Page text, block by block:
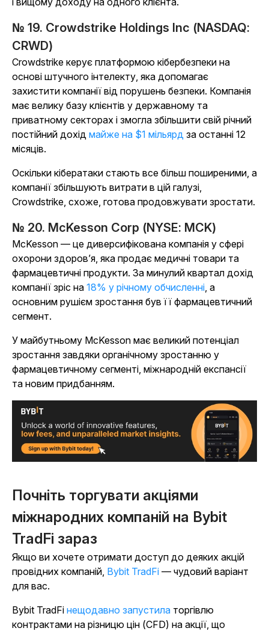
№ 19. Crowdstrike Holdings Inc (NASDAQ:
CRWD)
Crowdstrike керує платформою кібербезпеки на
основі штучного інтелекту, яка допомагає
захистити компанії від порушень безпеки. Компанія
має велику базу клієнтів у державному та
приватному секторах і змогла збільшити свій річний
постійний дохід майже на $1 мільярд за останні 12
місяців.
Оскільки кібератаки стають все більш поширеними, а
компанії збільшують витрати в цій галузі,
Crowdstrike, схоже, готова продовжувати зростати.
№ 20. McKesson Corp (NYSE: MCK)
McKesson — це диверсифікована компанія у сфері
охорони здоров’я, яка продає медичні товари та
фармацевтичні продукти. За минулий квартал дохід
компанії зріс на 18% у річному обчисленні, а
основним рушієм зростання був її фармацевтичний
сегмент.
У майбутньому McKesson має великий потенціал
зростання завдяки органічному зростанню у
фармацевтичному сегменті, міжнародній експансії
та новим придбанням.
Почніть торгувати акціями
міжнародних компаній на Bybit
TradFi зараз
Якщо ви хочете отримати доступ до деяких акцій
провідних компаній, Bybit TradFi — чудовий варіант
для вас.
Bybit TradFi нещодавно запустила торгівлю
контрактами на різницю цін (CFD) на акції, що